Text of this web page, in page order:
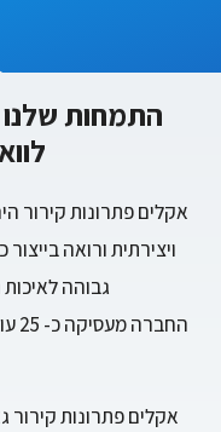
התמחות שלנו
אקלים פתרונות קירור
ויצירתית ורואה
גבוהה
אקלים פתרונות קירור